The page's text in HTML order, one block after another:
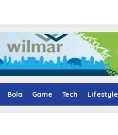
Bola Game Tech Lifestyle